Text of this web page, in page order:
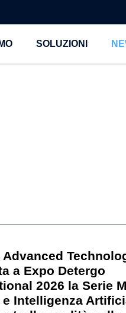
SOLUZIONI
a Expo Detergo
2026 la Serie
e Intelligenza